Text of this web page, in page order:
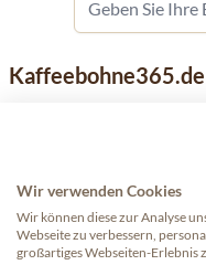
Kaffeebohne365.de
bekannter nationaler
unserer Spezialitäten.
dabei an erster Stelle.
Wir verwenden Cookies
Wir können diese zur Analyse
Webseite zu verbessern,
großartiges Webseiten-Erlebnis